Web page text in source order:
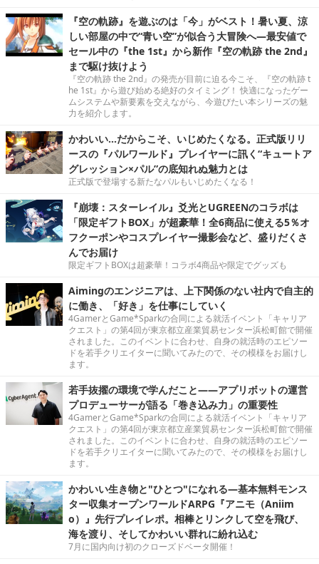
『空の軌跡』を遊ぶのは「今」がベスト！暑い夏、涼
しい部屋の中で“青い空”が似合う大冒険へ―最安値で
セール中の『the 1st』から新作『空の軌跡 the 2nd』
まで駆け抜けよう
『空の軌跡 the 2nd』の発売が目前に迫る今こそ、『空の軌跡 t
he 1st』から遊び始める絶好のタイミング！ 快適になったゲー
ムシステムや新要素を交えながら、今遊びたい本シリーズの魅
力を紹介します。
かわいい…だからこそ、いじめたくなる。正式版リリ
ースの『パルワールド』プレイヤーに訊く“キュートア
グレッション×パル”の底知れぬ魅力とは
正式版で登場する新たなパルもいじめたくなる！
『崩壊：スターレイル』爻光とUGREENのコラボは
「限定ギフトBOX」が超豪華！全6商品に使える5％オ
フクーポンやコスプレイヤー撮影会など、盛りだくさ
んでお届け
限定ギフトBOXは超豪華！コラボ4商品や限定でグッズも
Aimingのエンジニアは、上下関係のない社内で自主的
に働き、「好き」を仕事にしていく
4GamerとGame*Sparkの合同による就活イベント「キャリア
クエスト」の第4回が東京都立産業貿易センター浜松町館で開催
されました。このイベントに合わせ、自身の就活時のエピソー
ドを若手クリエイターに聞いてみたので、その模様をお届けし
ます。
若手抜擢の環境で学んだこと――アプリボットの運営
プロデューサーが語る「巻き込み力」の重要性
4GamerとGame*Sparkの合同による就活イベント「キャリア
クエスト」の第4回が東京都立産業貿易センター浜松町館で開催
されました。このイベントに合わせ、自身の就活時のエピソー
ドを若手クリエイターに聞いてみたので、その模様をお届けし
ます。
かわいい生き物と"ひとつ"になれる―基本無料モンス
ター収集オープンワールドARPG『アニモ（Aniim
o）』先行プレイレポ。相棒とリンクして空を飛び、
海を渡り、そしてかわいい群れに紛れ込む
7月に国内向け初のクローズドベータ開催！